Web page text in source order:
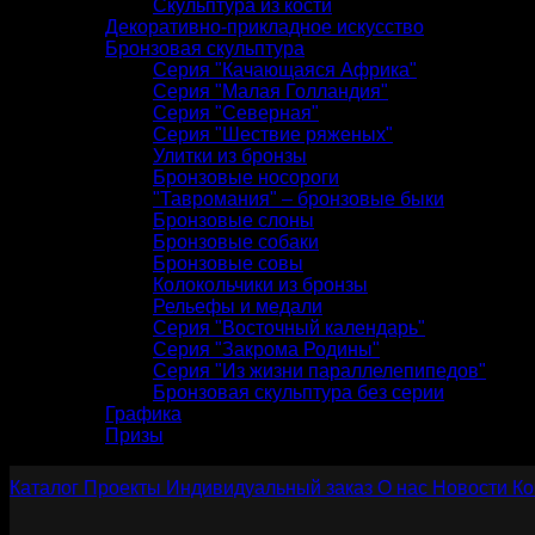
Скульптура из кости
Декоративно-прикладное искусство
Бронзовая скульптура
Серия "Качающаяся Африка"
Серия "Малая Голландия"
Серия "Северная"
Серия "Шествие ряженых"
Улитки из бронзы
Бронзовые носороги
"Тавромания" – бронзовые быки
Бронзовые слоны
Бронзовые собаки
Бронзовые совы
Колокольчики из бронзы
Рельефы и медали
Серия "Восточный календарь"
Серия "Закрома Родины"
Серия "Из жизни параллелепипедов"
Бронзовая скульптура без серии
Графика
Призы
Каталог Проекты Индивидуальный заказ О нас Новости